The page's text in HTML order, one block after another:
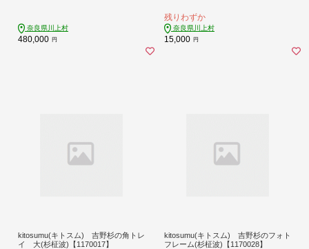
奈良県川上村
480,000 円
残りわずか
奈良県川上村
15,000 円
kitosumu(キトスム) 吉野杉の角トレ
イ 大(杉柾波)【1170017】
kitosumu(キトスム) 吉野杉のフォト
フレーム(杉柾波)【1170028】